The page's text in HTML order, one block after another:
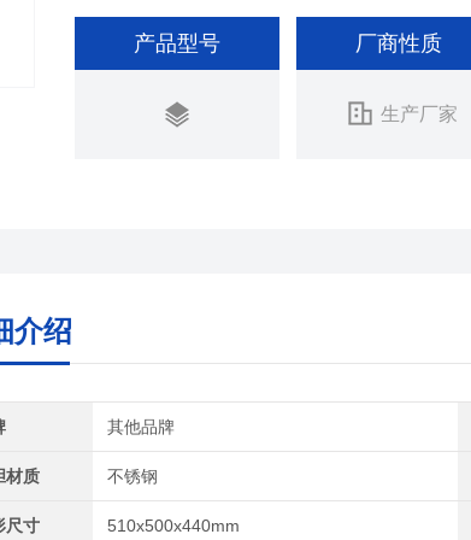
产品型号 厂商性质
生产厂家
介绍
其他品牌
材质 不锈钢
尺寸 510x500x440mm